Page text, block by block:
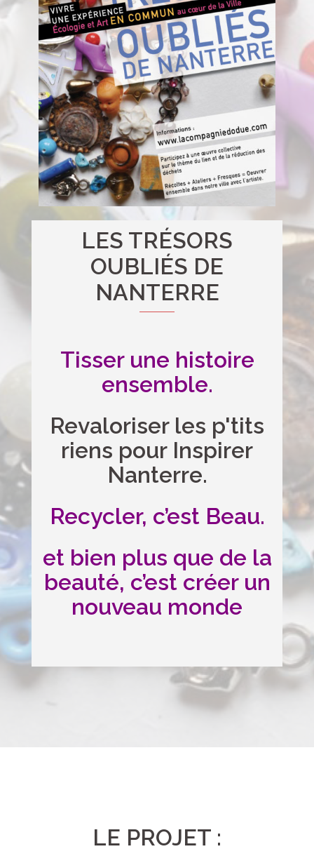
LES TRÉSORS
OUBLIÉS DE
NANTERRE
Tisser une histoire
ensemble.
Revaloriser les p'tits
riens pour Inspirer
Nanterre.
Recycler, c’est Beau.
et bien plus que de la
beauté, c’est créer un
nouveau monde
LE PROJET :